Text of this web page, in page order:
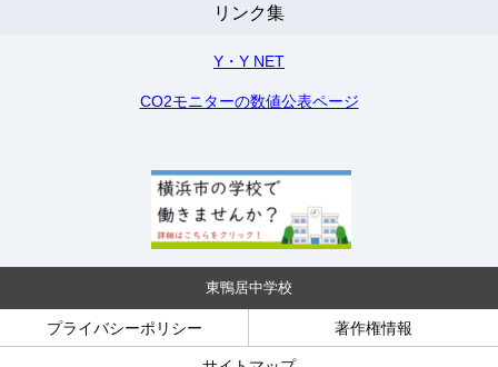
リンク集
Y・Y NET
CO2モニターの数値公表ページ
東鴨居中学校
プライバシーポリシー 著作権情報